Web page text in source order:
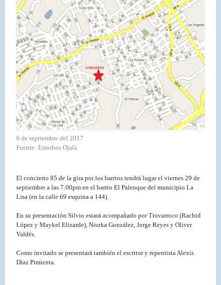
6 de septiembre del 2017
Fuente: Estudios Ojalá
El concierto 85 de la gira por los barrios tendrá lugar el viernes 29 de
septiembre a las 7:00pm en el barrio El Palenque del municipio La
Lisa (en la calle 69 esquina a 144).
En su presentación Silvio estará acompañado por Trovarroco (Rachid
López y Maykel Elizarde), Niurka González, Jorge Reyes y Oliver
Valdés.
Como invitado se presentará también el escritor y repentista Alexis
Díaz Pimienta.